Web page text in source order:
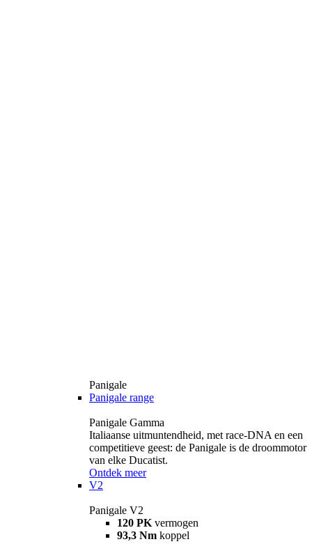
Panigale
Panigale range
Panigale Gamma
Italiaanse uitmuntendheid, met race-DNA en een
competitieve geest: de Panigale is de droommotor
van elke Ducatist.
Ontdek meer
V2
Panigale V2
120 PK vermogen
93,3 Nm koppel